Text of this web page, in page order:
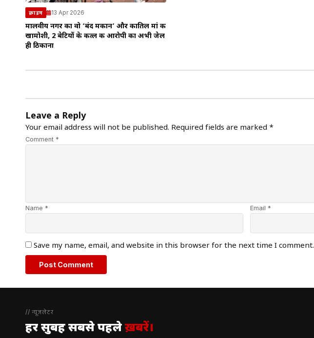
क्राइम 13 Apr 2026
मालवीय नगर का वो ‘बंद मकान’ और कातिल मां की
खामोशी, 2 बेटियों के कत्ल की आरोपी का अभी जेल
ही ठिकाना
Leave a Reply
Your email address will not be published. Required fields are marked *
Comment *
Name * Email *
Save my name, email, and website in this browser for the next time I comment.
// न्यूज़लेटर
हर सुबह सबसे पहलेख़बरें।